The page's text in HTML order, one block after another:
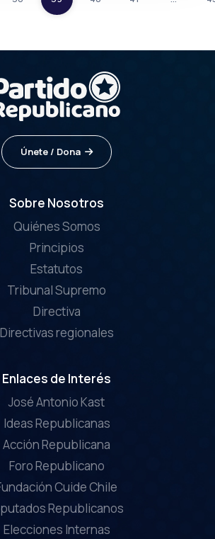
Únete / Dona
Sobre Nosotros
Quiénes Somos
Principios
Estatutos
Tribunal Supremo
Directiva
Directivas regionales
Enlaces de Interés
José Antonio Kast
Ideas Republicanas
Acción Republicana
Foro Republicano
Cuide Chile
Republicanos
Elecciones Internas